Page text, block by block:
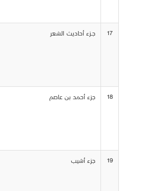
17 جــزء أحاديث الشعر
18 جزء أحمد بن عاصم
19 جزء أشيب